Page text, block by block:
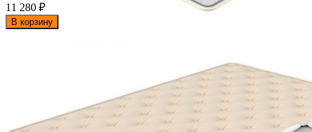
11 280 ₽
В корзину